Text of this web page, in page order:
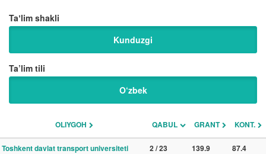
Taʼlim shakli
Kunduzgi
Ta’lim tili
O‘zbek
OLIYGOH QABUL GRANT KONT.
Toshkent davlat transport universiteti 2 / 23 139.9 87.4